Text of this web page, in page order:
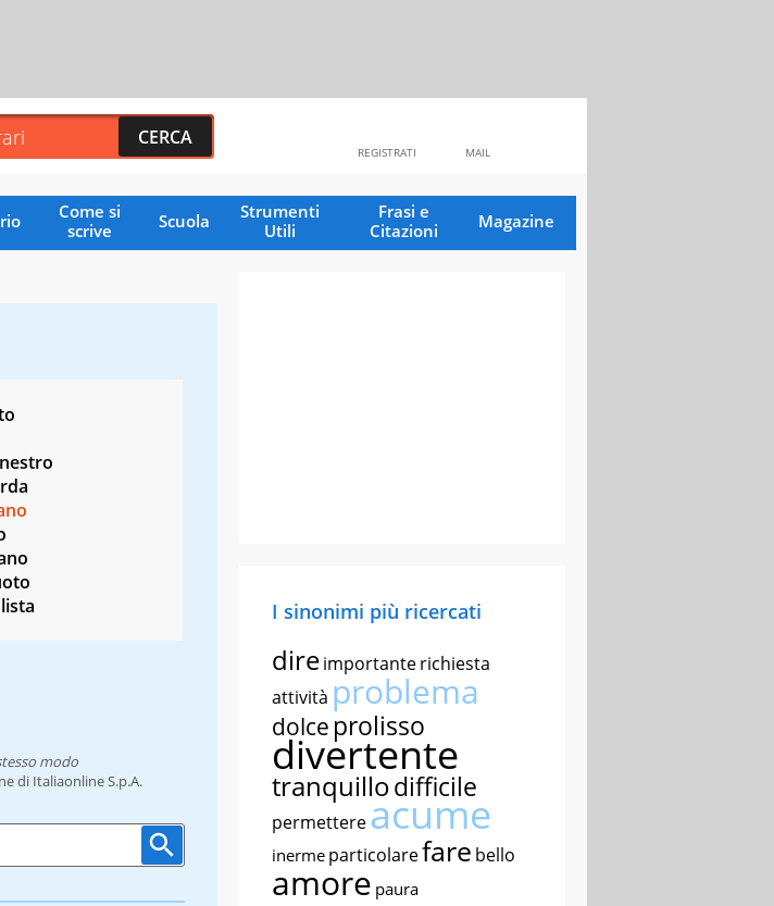
MAIL
REGISTRATI
Come si
scrive
Scuola
Strumenti
Utili
Frasi e
Citazioni
Magazine
modo
di Italiaonline S.p.A.
I sinonimi più ricercati
direimportanterichiesta
attività problema
dolce prolisso
divertente
tranquillodifficile
permettereacume
inerme particolarefare bello
amore paura